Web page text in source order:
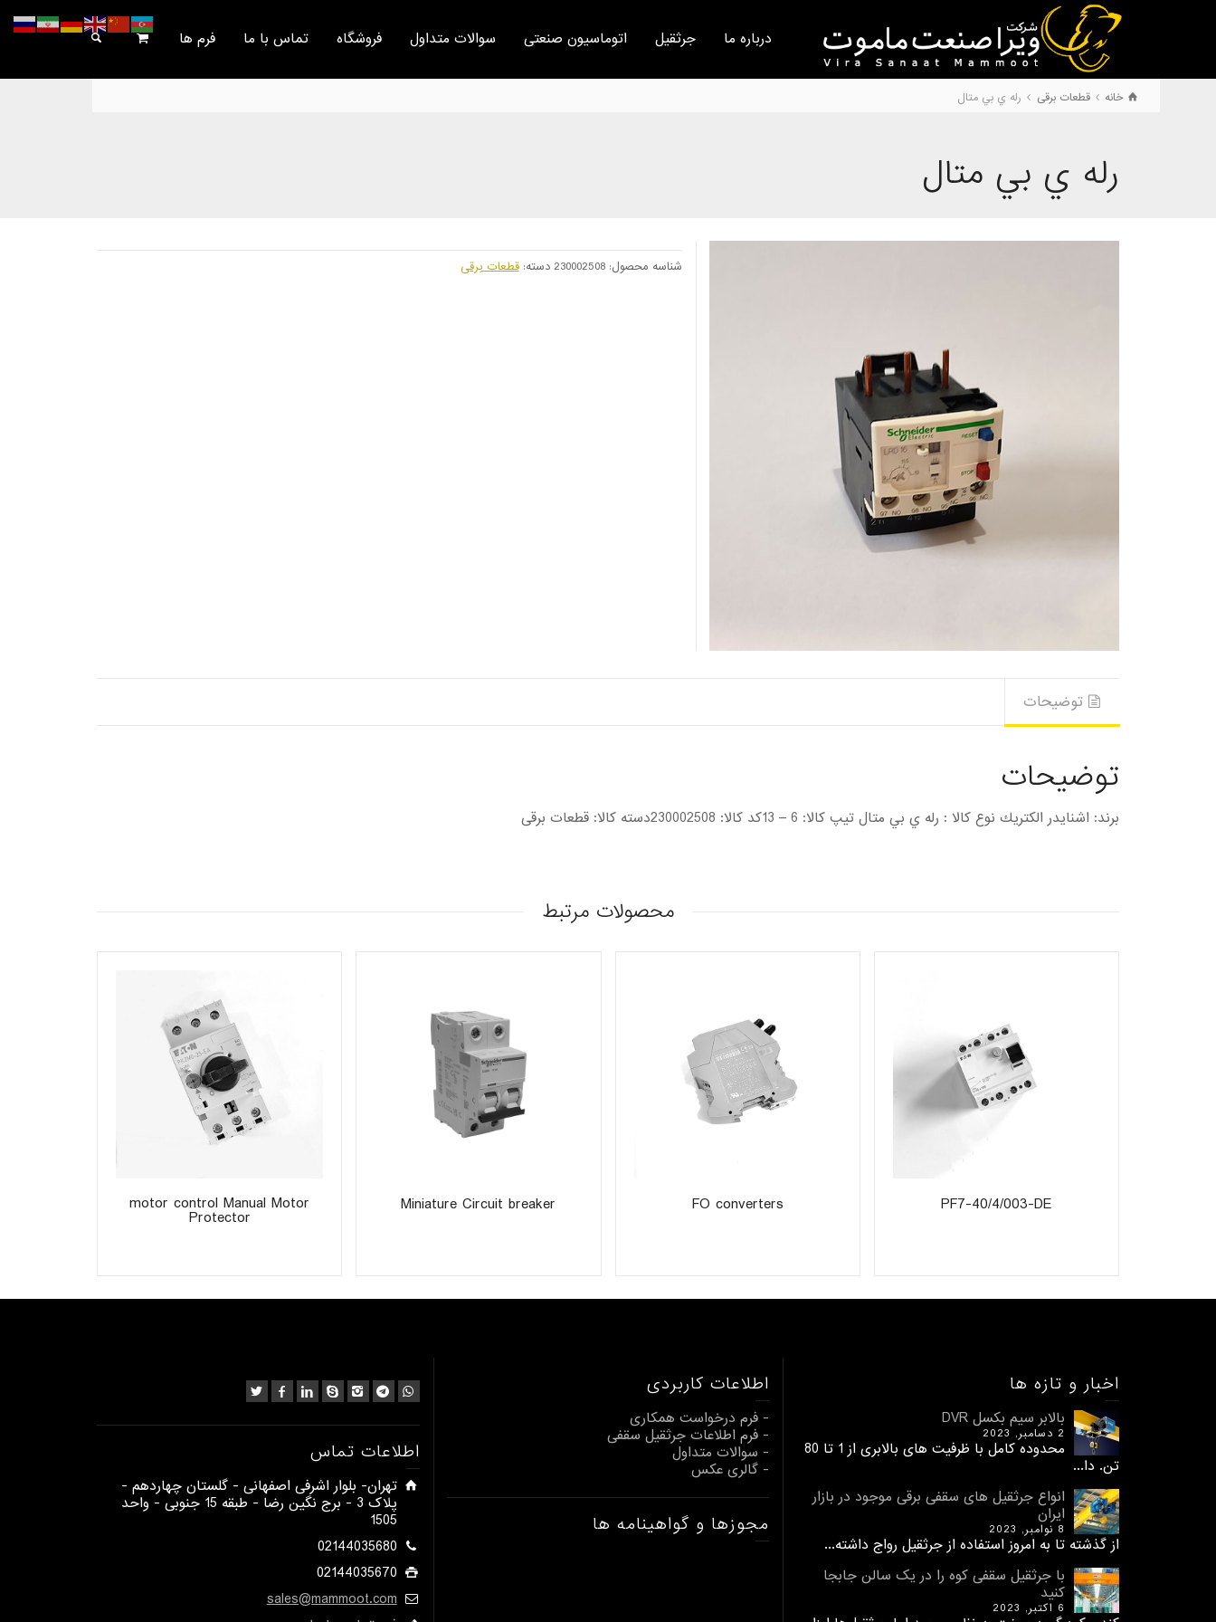
درباره ما جرثقیل اتوماسیون صنعتی سوالات متداول فروشگاه تماس با ما فرم ها
خانه قطعات برقی رله ي بي متال
رله ي بي متال
شناسه محصول:230002508 دسته:قطعات برقی
توضیحات
توضیحات
برند: اشنايدر الكتريك نوع کالا : رله ي بي متال تیپ کالا: 6 – 13کد کالا: 230002508دسته کالا: قطعات برقی
محصولات مرتبط
PF7-40/4/003-DE
FO converters
Miniature Circuit breaker
motor control Manual Motor
Protector
اخبار و تازه ها
بالابر سیم بکسل DVR
2 دسامبر, 2023
محدوده کامل با ظرفیت های بالابری از 1 تا 80
تن. دا...
انواع جرثقیل های سقفی برقی موجود در بازار
ایران
8 نوامبر, 2023
از گذشته تا به امروز استفاده از جرثقیل رواج داشته...
با جرثقیل سقفی کوه را در یک سالن جابجا
کنید
6 اکتبر, 2023
اطلاعات کاربردی
- فرم درخواست همکاری
- فرم اطلاعات جرثقیل سقفی
- سوالات متداول
- گالری عکس
مجوزها و گواهینامه ها
اطلاعات تماس
​تهران- بلوار اشرفی اصفهانی - گلستان چهاردهم -
پلاک 3 - برج نگین رضا - طبقه 15 جنوبی - واحد
1505​
02144035680
02144035670
sales@mammoot.com